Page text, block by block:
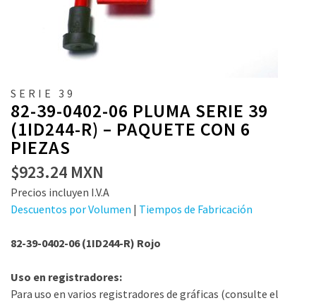
SERIE 39
82-39-0402-06 PLUMA SERIE 39
(1ID244-R) – PAQUETE CON 6
PIEZAS
$923.24 MXN
Precios incluyen I.V.A
Descuentos por Volumen | Tiempos de Fabricación
82-39-0402-06 (1ID244-R) Rojo
Uso en registradores:
Para uso en varios registradores de gráficas (consulte el